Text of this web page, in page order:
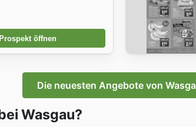
Prospekt öffnen
Die neuesten Angebote von
Wasgau?